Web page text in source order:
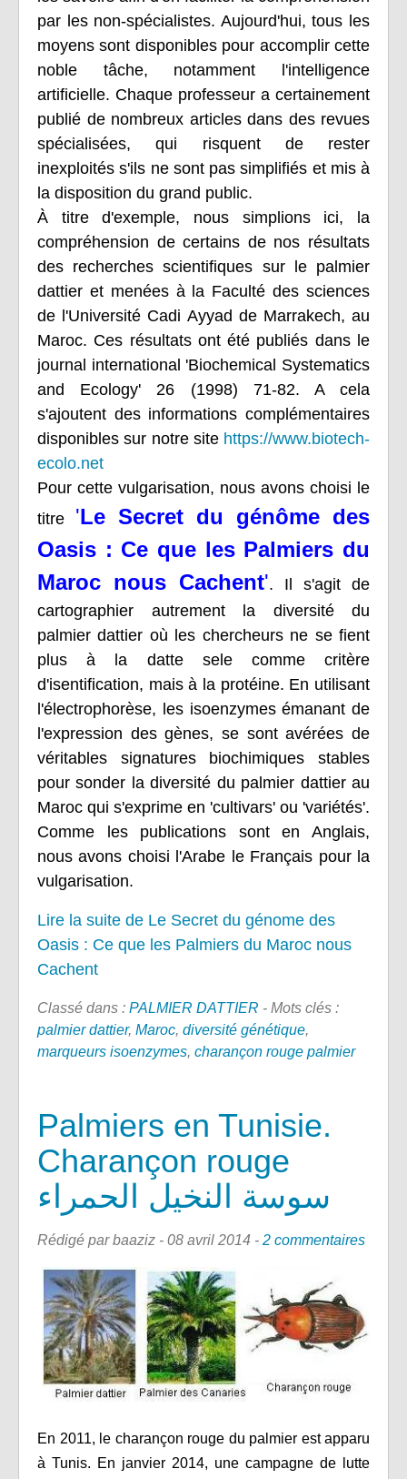
par les non-spécialistes. Aujourd'hui, tous les
moyens sont disponibles pour accomplir cette
noble tâche, notamment l'intelligence
artificielle. Chaque professeur a certainement
publié de nombreux articles dans des revues
spécialisées, qui risquent de rester
inexploités s'ils ne sont pas simplifiés et mis à
la disposition du grand public.
À titre d'exemple, nous simplions ici, la
compréhension de certains de nos résultats
des recherches scientifiques sur le palmier
dattier et menées à la Faculté des sciences
de l'Université Cadi Ayyad de Marrakech, au
Maroc. Ces résultats ont été publiés dans le
journal international 'Biochemical Systematics
and Ecology' 26 (1998) 71-82. A cela
s'ajoutent des informations complémentaires
disponibles sur notre site https://www.biotech-
ecolo.net
Pour cette vulgarisation, nous avons choisi le
titre 'Le Secret du génôme des
Oasis : Ce que les Palmiers du
Maroc nous Cachent'. Il s'agit de
cartographier autrement la diversité du
palmier dattier où les chercheurs ne se fient
plus à la datte sele comme critère
d'isentification, mais à la protéine. En utilisant
l'électrophorèse, les isoenzymes émanant de
l'expression des gènes, se sont avérées de
véritables signatures biochimiques stables
pour sonder la diversité du palmier dattier au
Maroc qui s'exprime en 'cultivars' ou 'variétés'.
Comme les publications sont en Anglais,
nous avons choisi l'Arabe le Français pour la
vulgarisation.
Lire la suite de Le Secret du génome des
Oasis : Ce que les Palmiers du Maroc nous
Cachent
Classé dans : PALMIER DATTIER - Mots clés :
palmier dattier, Maroc, diversité génétique,
marqueurs isoenzymes, charançon rouge palmier
Palmiers en Tunisie.
Charançon rouge
سوسة النخيل الحمراء
Rédigé par baaziz - 08 avril 2014 - 2 commentaires
En 2011, le charançon rouge du palmier est apparu
à Tunis. En janvier 2014, une campagne de lutte